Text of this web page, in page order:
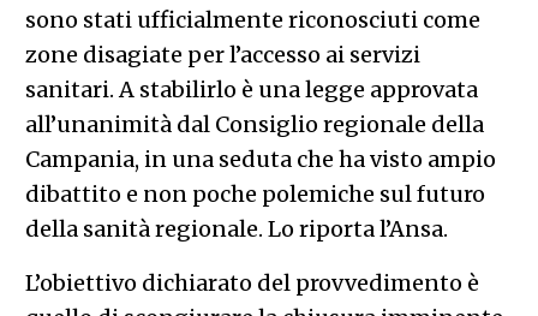
sono stati ufficialmente riconosciuti come
zone disagiate per l’accesso ai servizi
sanitari. A stabilirlo è una legge approvata
all’unanimità dal Consiglio regionale della
Campania, in una seduta che ha visto ampio
dibattito e non poche polemiche sul futuro
della sanità regionale. Lo riporta l’Ansa.
L’obiettivo dichiarato del provvedimento è